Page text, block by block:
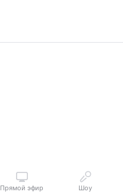
Прямой эфир Шоу